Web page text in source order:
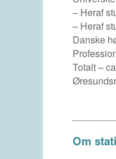
– Heraf
– Heraf
Danske
Totalt –
Om